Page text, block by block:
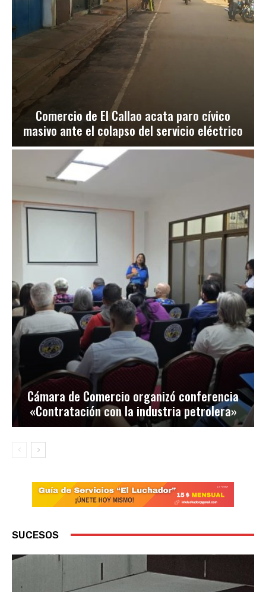
Comercio de El Callao acata paro cívico
masivo ante el colapso del servicio eléctrico
Cámara de Comercio organizó conferencia
«Contratación con la industria petrolera»
SUCESOS